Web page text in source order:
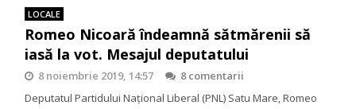
LOCALE
Romeo Nicoară îndeamnă sătmărenii să
iasă la vot. Mesajul deputatului
8 noiembrie 2019, 14:57
8 comentarii
Deputatul Partidului Național Liberal (PNL) Satu Mare, Romeo